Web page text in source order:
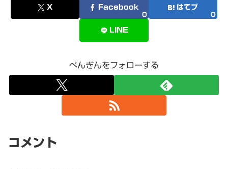
X Facebook
0
はてブ
0
LINE
ぺんぎんをフォローする
コメント